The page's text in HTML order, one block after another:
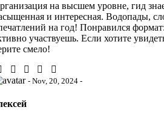
на высшем уровне, гид
и интересная. Водопады,
на год! Понравился
участвуешь. Если хотите
смело!
- Nov, 20, 2024 -